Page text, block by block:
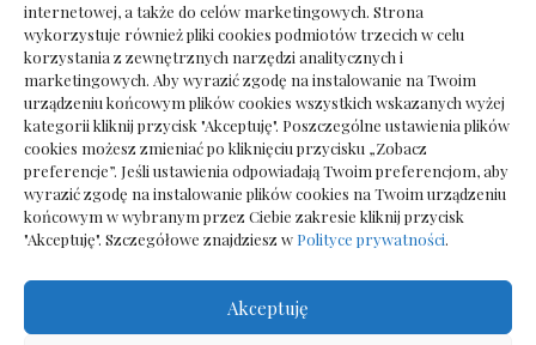
internetowej, a także do celów marketingowych. Strona
wykorzystuje również pliki cookies podmiotów trzecich w celu
korzystania z zewnętrznych narzędzi analitycznych i
marketingowych. Aby wyrazić zgodę na instalowanie na Twoim
urządzeniu końcowym plików cookies wszystkich wskazanych wyżej
kategorii kliknij przycisk "Akceptuję". Poszczególne ustawienia plików
cookies możesz zmieniać po kliknięciu przycisku „Zobacz
preferencje”. Jeśli ustawienia odpowiadają Twoim preferencjom, aby
wyrazić zgodę na instalowanie plików cookies na Twoim urządzeniu
końcowym w wybranym przez Ciebie zakresie kliknij przycisk
"Akceptuję". Szczegółowe znajdziesz w Polityce prywatności.
Akceptuję